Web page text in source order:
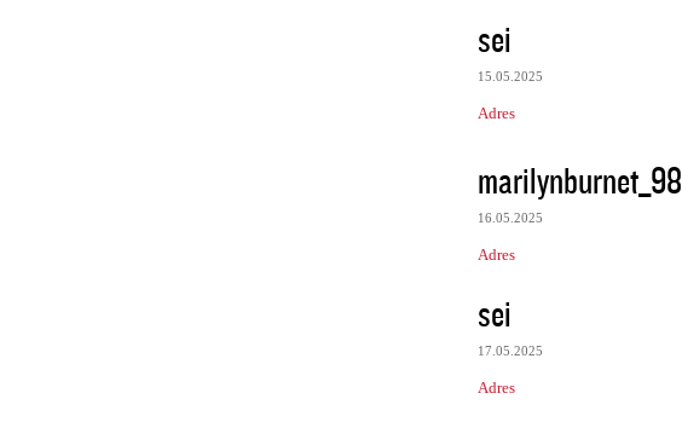
sei
15.05.2025
Adres
marilynburnet_98
16.05.2025
Adres
sei
17.05.2025
Adres